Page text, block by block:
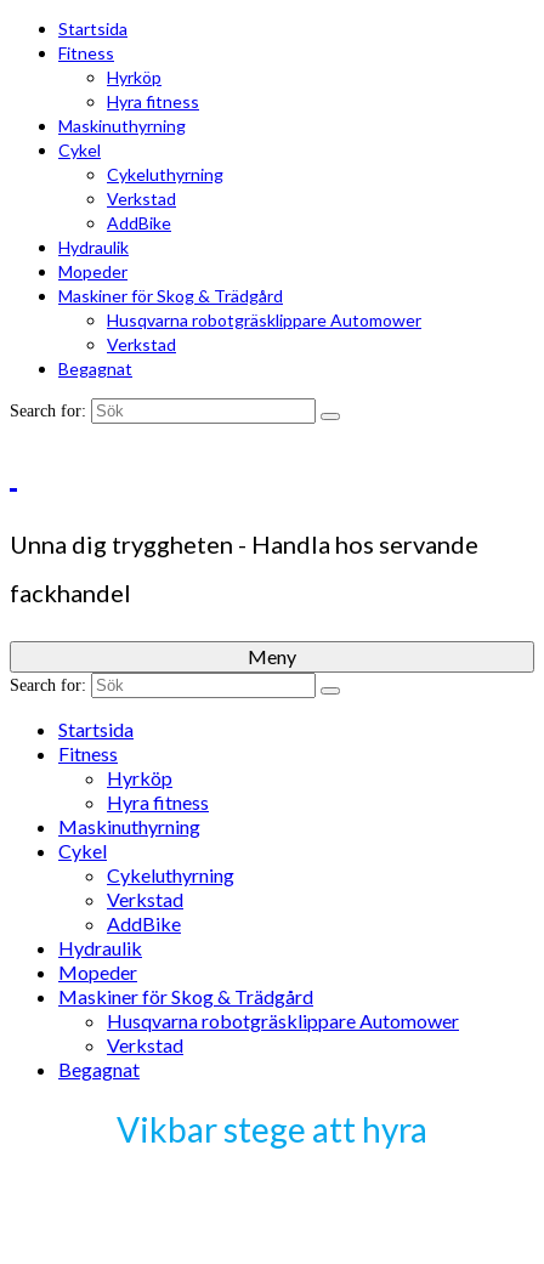
Startsida
Fitness
Hyrköp
Hyra fitness
Maskinuthyrning
Cykel
Cykeluthyrning
Verkstad
AddBike
Hydraulik
Mopeder
Maskiner för Skog & Trädgård
Husqvarna robotgräsklippare Automower
Verkstad
Begagnat
Search for:
Unna dig tryggheten - Handla hos servande
fackhandel
Meny
Search for:
Startsida
Fitness
Hyrköp
Hyra fitness
Maskinuthyrning
Cykel
Cykeluthyrning
Verkstad
AddBike
Hydraulik
Mopeder
Maskiner för Skog & Trädgård
Husqvarna robotgräsklippare Automower
Verkstad
Begagnat
Vikbar stege att hyra